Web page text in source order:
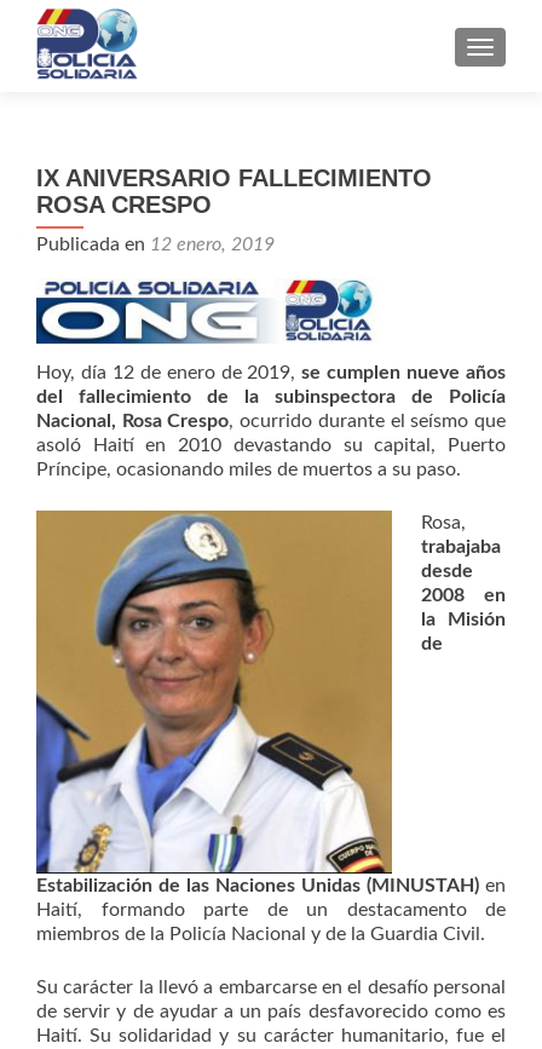
IX ANIVERSARIO FALLECIMIENTO
ROSA CRESPO
Publicada en 12 enero, 2019
Hoy, día 12 de enero de 2019,se cumplen nueve años
del fallecimiento de la subinspectora de Policía
Nacional, Rosa Crespo, ocurrido durante el seísmo que
asoló Haití en 2010 devastando su capital, Puerto
Príncipe, ocasionando miles de muertos a su paso.
Rosa,
trabajaba
desde
2008 en
la Misión
de
Estabilización de las Naciones Unidas (MINUSTAH) en
Haití, formando parte de un destacamento de
miembros de la Policía Nacional y de la Guardia Civil.
Su carácter la llevó a embarcarse en el desafío personal
de servir y de ayudar a un país desfavorecido como es
Haití. Su solidaridad y su carácter humanitario, fue el